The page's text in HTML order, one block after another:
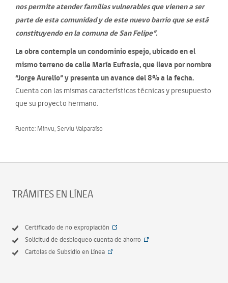
nos permite atender familias vulnerables que vienen a ser
parte de esta comunidad y de este nuevo barrio que se está
constituyendo en la comuna de San Felipe”.
La obra contempla un condominio espejo, ubicado en el
mismo terreno de calle María Eufrasia, que lleva por nombre
“Jorge Aurelio” y presenta un avance del 8% a la fecha.
Cuenta con las mismas características técnicas y presupuesto
que su proyecto hermano.
Fuente: Minvu, Serviu Valparaíso
TRÁMITES EN LÍNEA
Certificado de no expropiación
Solicitud de desbloqueo cuenta de ahorro
Cartolas de Subsidio en Línea